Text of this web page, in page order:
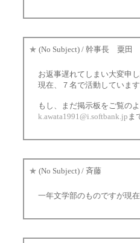
★ (No Subject) / 幹事長 粟田
お返事遅れてしまい大変申
現在、７名で活動しています
もし、まだ掲示板をご覧の
k.awata1991@i.softbank.jp ま
★ (No Subject) / 斉藤
一年文学部のものですが現